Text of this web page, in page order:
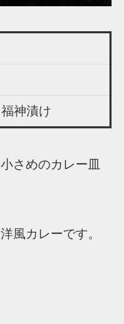
神漬け
さめのカレー皿
風カレーです。